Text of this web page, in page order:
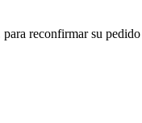
reconfirmar su